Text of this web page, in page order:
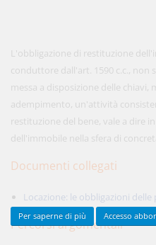
L'obbligazione di restituzione
conduttore dall'art. 1590 c.c., non
messa a disposizione delle chiavi,
adempimento, un'attività
restituzione del bene, vale a dire
dell'immobile nella sfera di
Documenti collegati
Locazione: le obbligazioni delle
Percorsi argomentali
450,00
anziché
Per saperne di più Accesso